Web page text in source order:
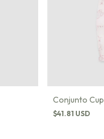
Conjunto Cup
$41.81 USD